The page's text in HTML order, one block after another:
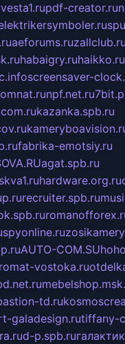
pdf-creator.ru
aeforums.ruzallclub.ru
habaigry.ruhaikko.ru
screensaver-
npf.net.ru
kazanka.spb.ru
fabrika-emotsiy.ru
agat.spb.ru
hardware.org.ru
recruiter.spb.ru
spyonline.ru
AUTO-COM.SU
vostoka.ru
td.ru
galadesign.rutiffany-
d-p.spb.ru